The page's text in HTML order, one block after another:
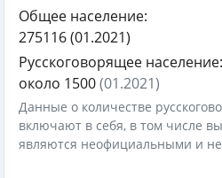
Общее население:
275116(01.2021)
Русскоговорящее население:
около 1500(01.2021)
Данные о количестве
включают в себя, в том числе
являются неофициальными и